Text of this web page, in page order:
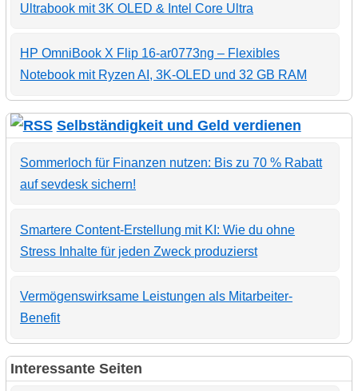
Ultrabook mit 3K OLED & Intel Core Ultra
HP OmniBook X Flip 16-ar0773ng – Flexibles
Notebook mit Ryzen AI, 3K-OLED und 32 GB RAM
Selbständigkeit und Geld verdienen
Sommerloch für Finanzen nutzen: Bis zu 70 % Rabatt
auf sevdesk sichern!
Smartere Content-Erstellung mit KI: Wie du ohne
Stress Inhalte für jeden Zweck produzierst
Vermögenswirksame Leistungen als Mitarbeiter-
Benefit
Interessante Seiten